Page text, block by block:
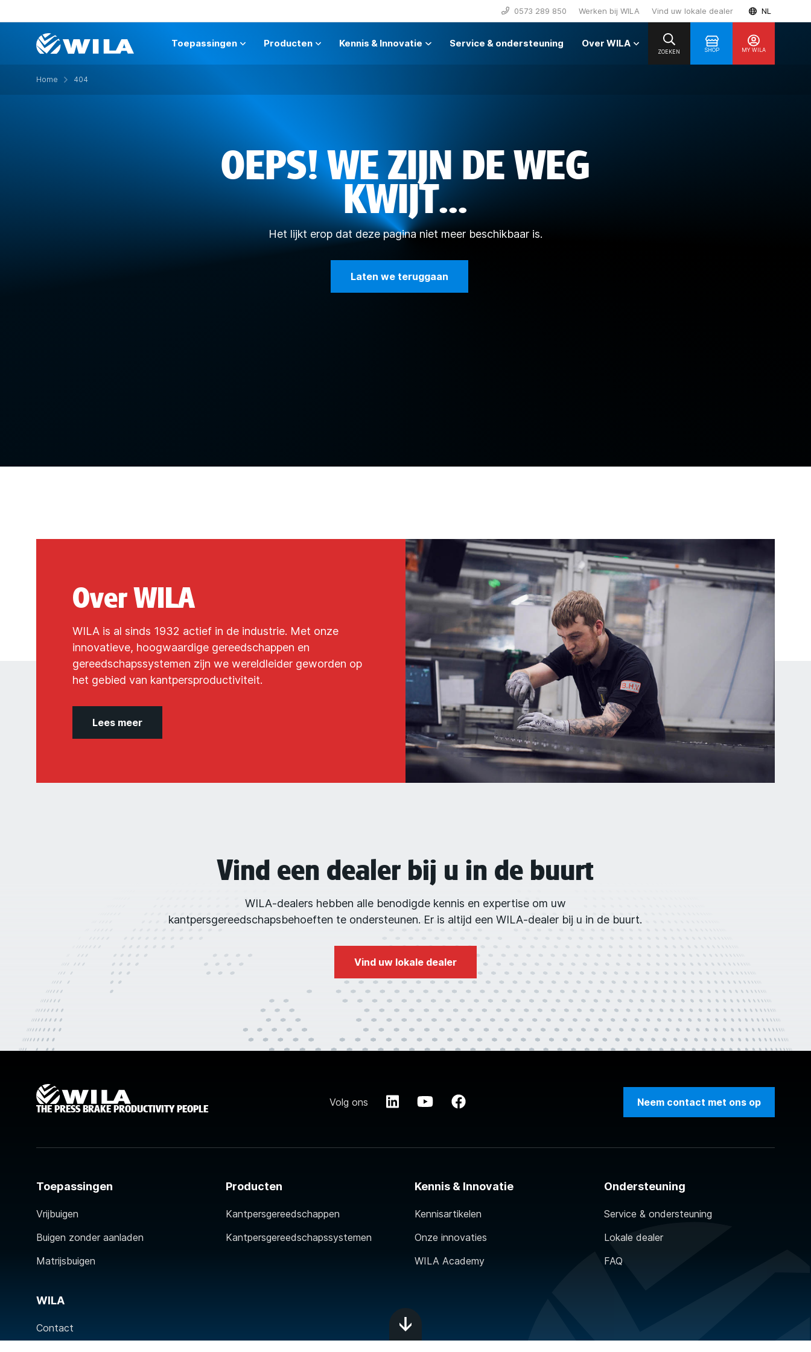
0573 289 850 Werken bij WILA Vind uw lokale dealer NL
Toepassingen Producten Kennis & Innovatie Service & ondersteuning Over WILA
SHOP MY WILA
ZOEKEN
Home 404
OEPS! WE ZIJN DE WEG
KWIJT...
Het lijkt erop dat deze pagina niet meer beschikbaar is.
Laten we teruggaan
Over WILA
WILA is al sinds 1932 actief in de industrie. Met onze
innovatieve, hoogwaardige gereedschappen en
gereedschapssystemen zijn we wereldleider geworden op
het gebied van kantpersproductiviteit.
Lees meer
Vind een dealer bij u in de buurt
WILA-dealers hebben alle benodigde kennis en expertise om uw
kantpersgereedschapsbehoeften te ondersteunen. Er is altijd een WILA-dealer bij u in de buurt.
Vind uw lokale dealer
THE PRESS BRAKE PRODUCTIVITY PEOPLE
Volg ons Neem contact met ons op
Toepassingen
Vrijbuigen
Buigen zonder aanladen
Matrijsbuigen
Producten
Kantpersgereedschappen
Kantpersgereedschapssystemen
Kennis & Innovatie
Kennisartikelen
Onze innovaties
WILA Academy
Ondersteuning
Service & ondersteuning
Lokale dealer
FAQ
WILA
Contact